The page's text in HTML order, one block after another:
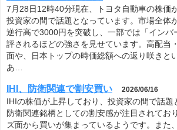
7月28日12時40分現在、トヨタ自動車の株価
投資家の間で話題となっています。市場全体
逆行高で3000円を突破し、一部では「インバ
評されるほどの強さを見せています。高配当
面や、日本トップの時価総額への返り咲きと
あ…
IHI、防衛関連で割安買い 2026/06/16
IHIの株価が上昇しており、投資家の間で話題
防衛関連銘柄としての割安感が注目されてお
ズ面から買いが集まっているようです。また